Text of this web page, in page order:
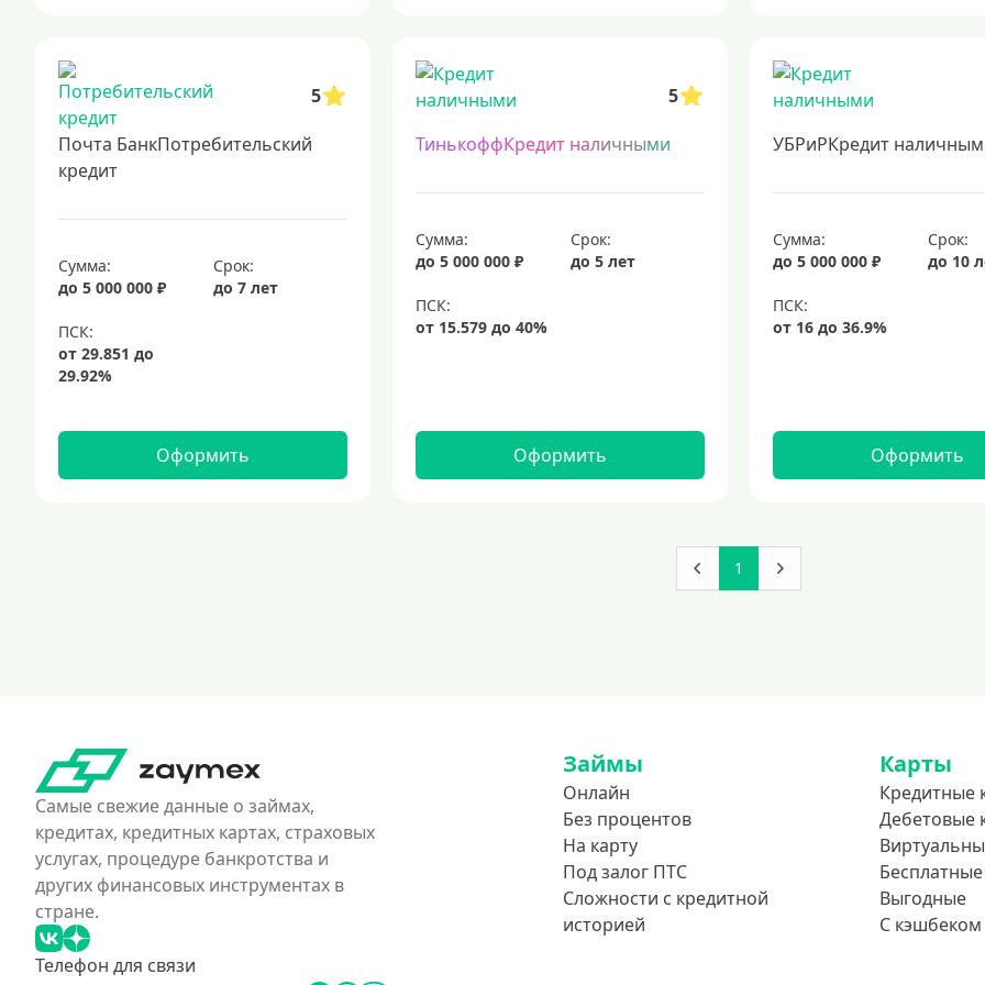
5
Почта БанкПотребительский
кредит
Сумма:
до 5 000 000 ₽
Срок:
до 7 лет
Оформить
5
ТинькоффКредит наличными
Сумма:
до 5 000 000 ₽
Срок:
до 5 лет
Оформить
УБРиРКредит
Сумма:
до 5 000 000 ₽
Срок:
до 10
Оформить
1
Самые свежие данные о займах,
кредитах, кредитных картах, страховых
услугах, процедуре банкротства и
других финансовых инструментах в
стране.
Телефон для связи
Займы
Онлайн
Без процентов
На карту
Под залог ПТС
Сложности с кредитной
историей
Карты
Кредитные
Дебетовые
Бесплатные
Выгодные
С кэшбеком